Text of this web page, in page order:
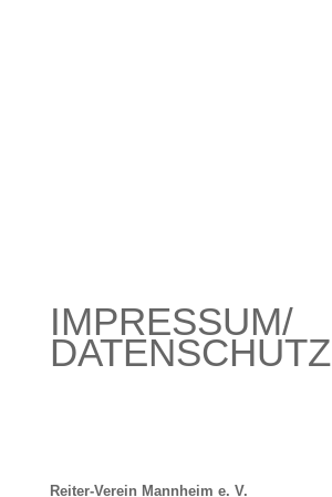
IMPRESSUM/
DATENSCHUTZ
Reiter-Verein Mannheim e. V.